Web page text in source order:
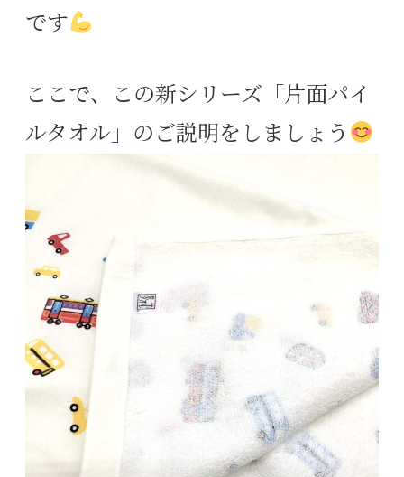
です
ここで、この新シリーズ「片面パイ
ルタオル」のご説明をしましょう